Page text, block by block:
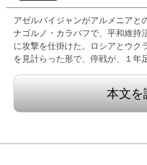
アゼルバイジャンがアルメニアと
ナゴルノ・カラバフで、平和維持
に攻撃を仕掛けた。ロシアとウク
を見計らった形で、停戦が、１年
本文を